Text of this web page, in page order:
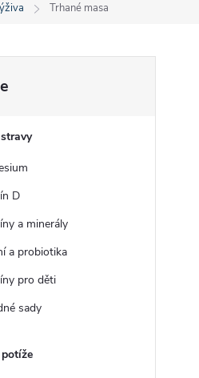
Trhané masa
D
a minerály
a probiotika
pro děti
sady